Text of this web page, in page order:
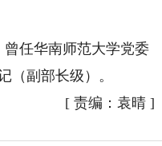
任华南师范大学党委
（副部长级）。
[ 责编：袁晴 ]